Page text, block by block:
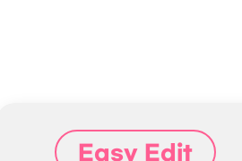
Easy Edit